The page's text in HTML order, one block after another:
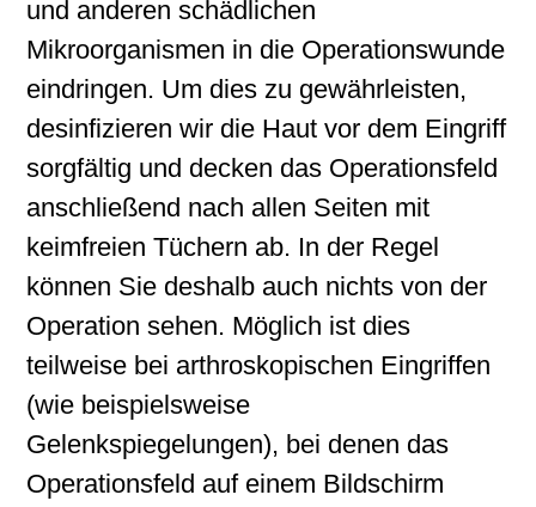
und anderen schädlichen
Mikroorganismen in die Operationswunde
eindringen. Um dies zu gewährleisten,
desinfizieren wir die Haut vor dem Eingriff
sorgfältig und decken das Operationsfeld
anschließend nach allen Seiten mit
keimfreien Tüchern ab. In der Regel
können Sie deshalb auch nichts von der
Operation sehen. Möglich ist dies
teilweise bei arthroskopischen Eingriffen
(wie beispielsweise
Gelenkspiegelungen), bei denen das
Operationsfeld auf einem Bildschirm